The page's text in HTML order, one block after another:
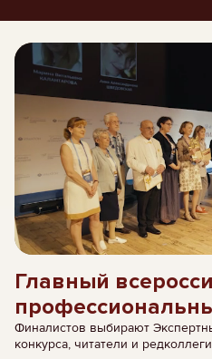
Главный
Финалистов выбирают
конкурса, читатели и